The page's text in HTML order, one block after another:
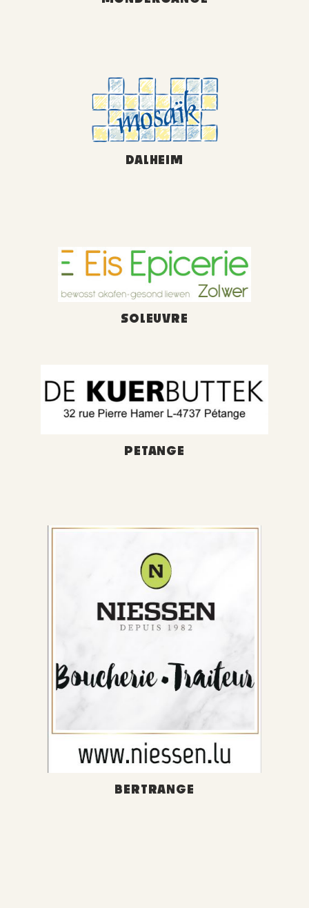
DALHEIM
SOLEUVRE
PETANGE
BERTRANGE